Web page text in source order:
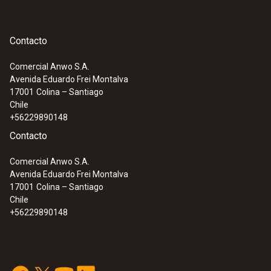
:0563 5701
refrigeración digital
Contacto
Comercial Anwo S.A.
Avenida Eduardo Frei Montalva
17001 Colina – Santiago
Chile
+56229890148
Contacto
Comercial Anwo S.A.
Avenida Eduardo Frei Montalva
17001 Colina – Santiago
Chile
+56229890148